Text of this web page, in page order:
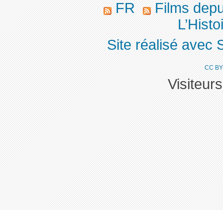
FR
Films
Site réalisé avec
CC